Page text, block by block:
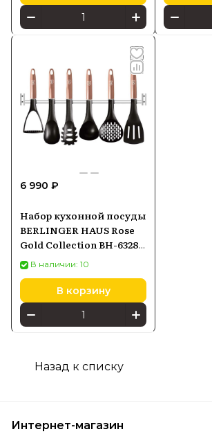
6 990 ₽
Набор кухонной посуды
BERLINGER HAUS Rose
Gold Collection BH-6328
(7 предметов)
В наличии: 10
В корзину
Назад к списку
Интернет-магазин